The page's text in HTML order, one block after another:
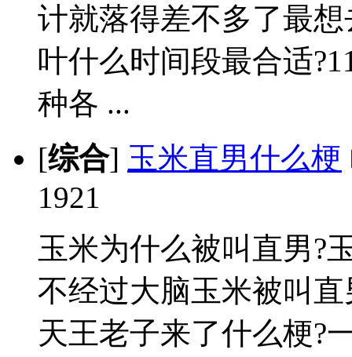
计就落得差不多了最
叶什么时间段最合适
种各 ...
[综合] 玉米直男什么梗
1921
玉米为什么被叫直男?
不经过大脑玉米被叫
天王老子来了什么梗?